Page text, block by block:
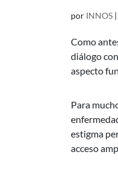
por INNOS |
Como
diálogo
aspecto
Para
estigma
acceso